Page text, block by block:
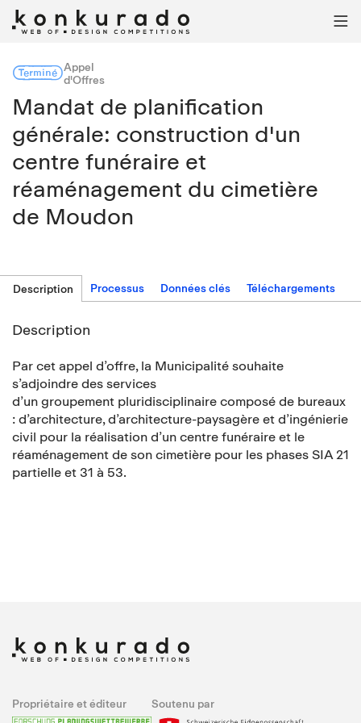

TerminéAppel
d'Offres
Mandat de planification
générale: construction d'un
centre funéraire et
réaménagement du cimetière
de Moudon
Description Processus Données clés Téléchargements
Description
Par cet appel d’offre, la Municipalité souhaite
s’adjoindre des services
d’un groupement pluridisciplinaire composé de bureaux
: d’architecture, d’architecture-paysagère et d’ingénierie
civil pour la réalisation d’un centre funéraire et le
réaménagement de son cimetière pour les phases SIA 21
partielle et 31 à 53.
Propriétaire et éditeur Soutenu par